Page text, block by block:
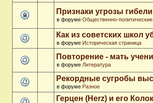
Признаки угрозы
в форуме Общественно-
Как из советских школ
в форуме Историческая страница
Повторение - мать
в форуме Литература
Рекордные сугробы
в форуме Разное
Герцен (Herz) и его